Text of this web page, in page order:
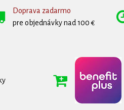
Doprava zadarmo
pre objednávky nad 100 €